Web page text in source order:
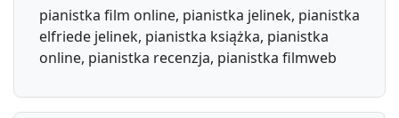
pianistka film online, pianistka jelinek, pianistka
elfriede jelinek, pianistka książka, pianistka
online, pianistka recenzja, pianistka filmweb